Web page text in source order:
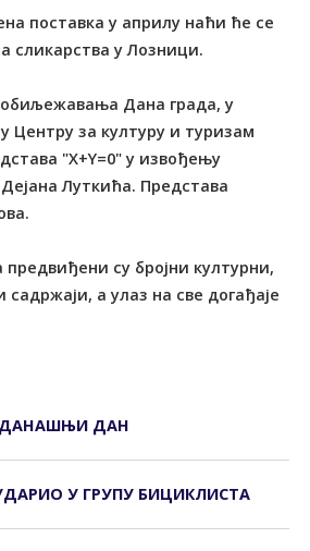
поставка у априлу наћи ће се
сликарства у Лозници.
Дана града, у
Центру за културу и туризам
"Х+Y=0" у извођењу
Луткића. Представа
су бројни културни,
садржаји, а улаз на све догађаје
ДАН
У ГРУПУ БИЦИКЛИСТА